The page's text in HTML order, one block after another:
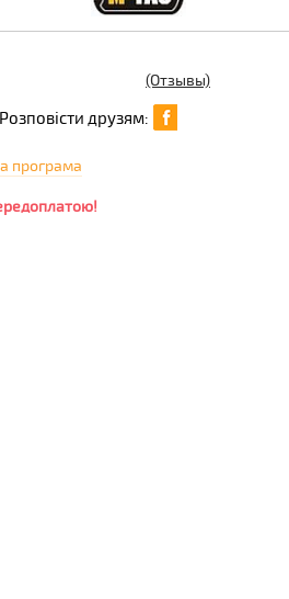
(Отзывы)
Розповісти друзям:
програма